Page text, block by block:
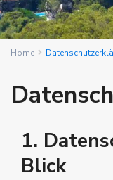
Home
1.
Blick